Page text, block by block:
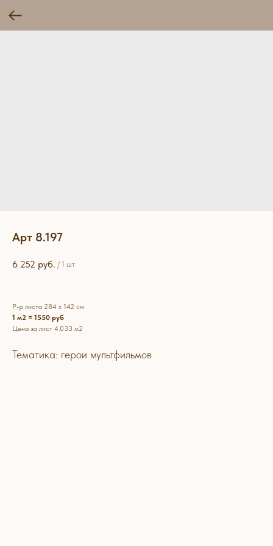
Арт 8.197
6 252 руб. / 1 шт
Р-р листа 284 х 142 см
1 м2 = 1550 руб
Цена за лист 4.033 м2
Тематика: герои мультфильмов